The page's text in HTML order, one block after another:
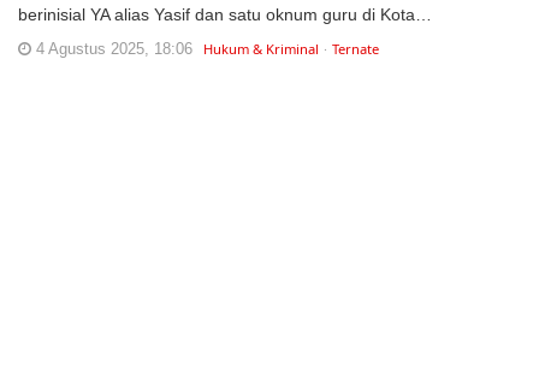
berinisial YA alias Yasif dan satu oknum guru di Kota…
4 Agustus 2025, 18:06 Hukum & Kriminal Ternate